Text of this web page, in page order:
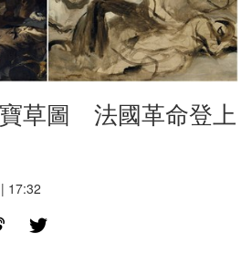
草圖 法國革命登上
17:32